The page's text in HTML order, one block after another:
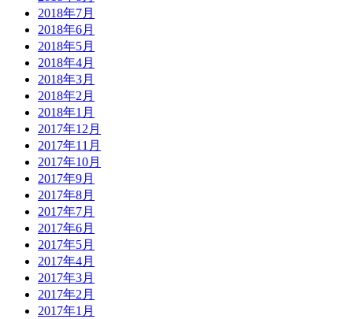
2018年7月
2018年6月
2018年5月
2018年4月
2018年3月
2018年2月
2018年1月
2017年12月
2017年11月
2017年10月
2017年9月
2017年8月
2017年7月
2017年6月
2017年5月
2017年4月
2017年3月
2017年2月
2017年1月